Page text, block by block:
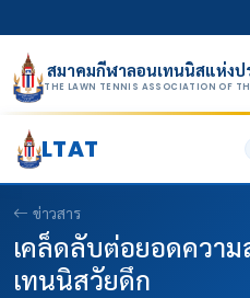
สมาคมกีฬาลอนเทนนิสแห่งป
THE LAWN TENNIS ASSOCIATION OF
LTAT
ข่าวสาร
เคล็ดลับต่อยอดควา
เทนนิสวัยดึก